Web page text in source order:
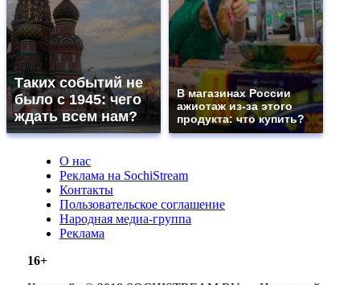
Таких событий не
было с 1945: чего
ждать всем нам?
В магазинах России
ажиотаж из-за этого
продукта: что купить?
О нас
Реклама на SochiStream
Контакты
Пользовательское соглашение
Народная медиа-группа
Реклама
16+